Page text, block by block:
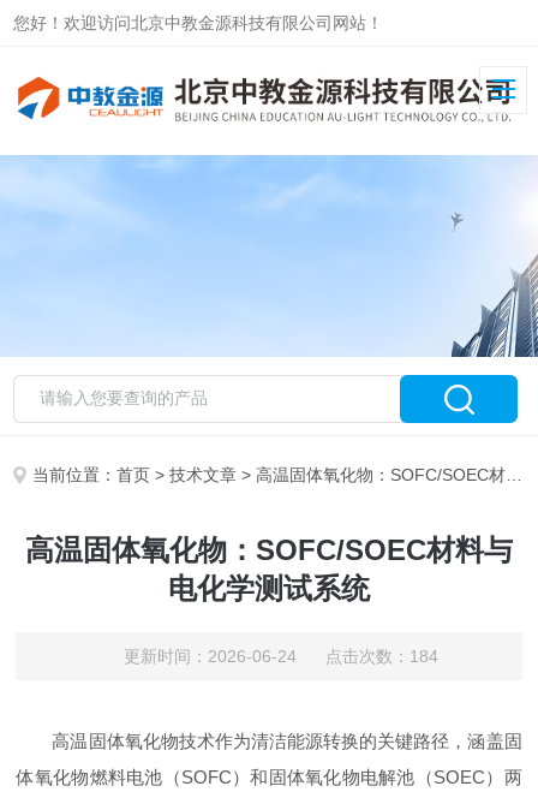
您好！欢迎访问北京中教金源科技有限公司网站！
当前位置：首页 >技术文章 > 高温固体氧化物：SOFC/SOEC材料与电化学测试系统
高温固体氧化物：SOFC/SOEC材料与
电化学测试系统
更新时间：2026-06-24 点击次数：184
高温固体氧化物技术作为清洁能源转换的关键路径，涵盖固
体氧化物燃料电池（SOFC）和固体氧化物电解池（SOEC）两